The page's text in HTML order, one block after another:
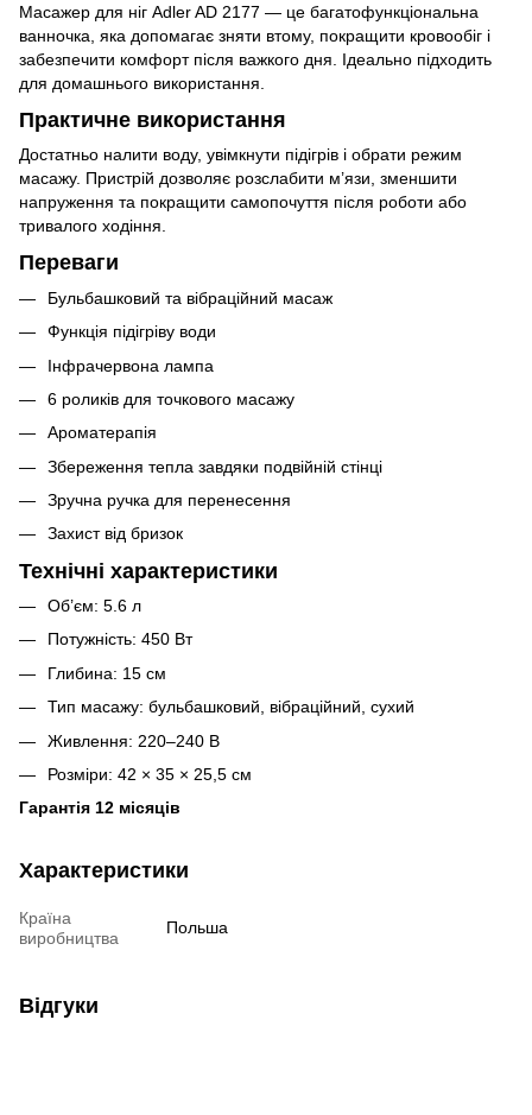
Масажер для ніг Adler AD 2177 — це багатофункціональна
ванночка, яка допомагає зняти втому, покращити кровообіг і
забезпечити комфорт після важкого дня. Ідеально підходить
для домашнього використання.
Практичне використання
Достатньо налити воду, увімкнути підігрів і обрати режим
масажу. Пристрій дозволяє розслабити м’язи, зменшити
напруження та покращити самопочуття після роботи або
тривалого ходіння.
Переваги
Бульбашковий та вібраційний масаж
Функція підігріву води
Інфрачервона лампа
6 роликів для точкового масажу
Ароматерапія
Збереження тепла завдяки подвійній стінці
Зручна ручка для перенесення
Захист від бризок
Технічні характеристики
Об’єм: 5.6 л
Потужність: 450 Вт
Глибина: 15 см
Тип масажу: бульбашковий, вібраційний, сухий
Живлення: 220–240 В
Розміри: 42 × 35 × 25,5 см
Гарантія 12 місяців
Характеристики
Країна
виробництва
Польша
Відгуки